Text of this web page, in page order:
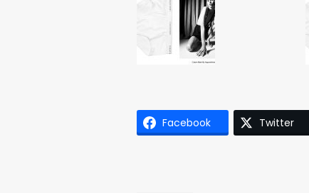
Facebook Twitter